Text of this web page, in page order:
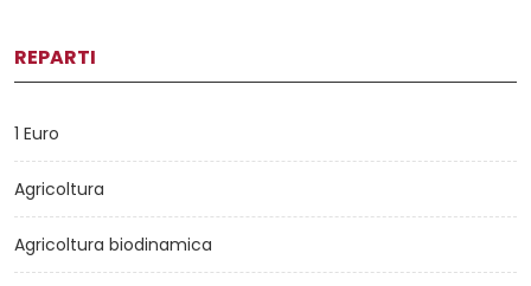
REPARTI
1 Euro
Agricoltura
Agricoltura biodinamica